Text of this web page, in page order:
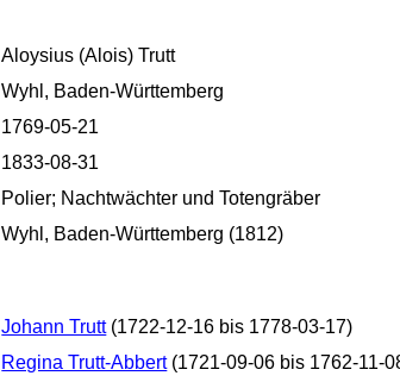
Aloysius (Alois) Trutt
Wyhl, Baden-Württemberg
1769-05-21
1833-08-31
Polier; Nachtwächter und Totengräber
Wyhl, Baden-Württemberg (1812)
Johann Trutt(1722-12-16 bis 1778-03-17)
Regina Trutt-Abbert(1721-09-06 bis 1762-11-